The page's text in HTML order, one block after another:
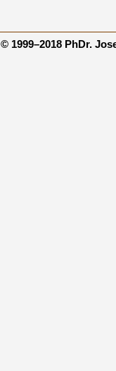
© 1999–2018 PhDr.